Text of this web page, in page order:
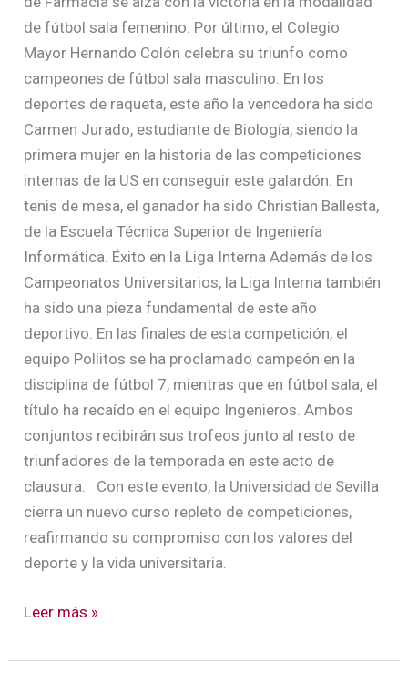
de fútbol sala femenino. Por último, el Colegio
Mayor Hernando Colón celebra su triunfo como
campeones de fútbol sala masculino. En los
deportes de raqueta, este año la vencedora ha sido
Carmen Jurado, estudiante de Biología, siendo la
primera mujer en la historia de las competiciones
internas de la US en conseguir este galardón. En
tenis de mesa, el ganador ha sido Christian Ballesta,
de la Escuela Técnica Superior de Ingeniería
Informática. Éxito en la Liga Interna Además de los
Campeonatos Universitarios, la Liga Interna también
ha sido una pieza fundamental de este año
deportivo. En las finales de esta competición, el
equipo Pollitos se ha proclamado campeón en la
disciplina de fútbol 7, mientras que en fútbol sala, el
título ha recaído en el equipo Ingenieros. Ambos
conjuntos recibirán sus trofeos junto al resto de
triunfadores de la temporada en este acto de
clausura. Con este evento, la Universidad de Sevilla
cierra un nuevo curso repleto de competiciones,
reafirmando su compromiso con los valores del
deporte y la vida universitaria.
Leer más »